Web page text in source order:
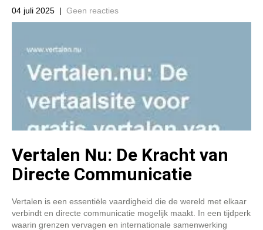
04 juli 2025 | Geen reacties
Vertalen Nu: De Kracht van
Directe Communicatie
Vertalen is een essentiële vaardigheid die de wereld met elkaar
verbindt en directe communicatie mogelijk maakt. In een tijdperk
waarin grenzen vervagen en internationale samenwerking